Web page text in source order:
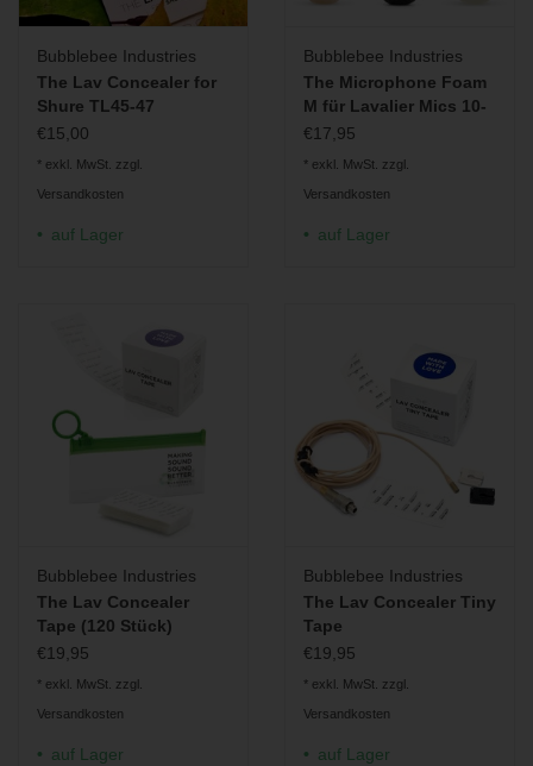
Bubblebee Industries
The Lav Concealer for
Shure TL45-47
€15,00
* exkl. MwSt. zzgl.
Versandkosten
auf Lager
Bubblebee Industries
The Microphone Foam
M für Lavalier Mics 10-
Pack
€17,95
* exkl. MwSt. zzgl.
Versandkosten
auf Lager
Bubblebee Industries
The Lav Concealer
Tape (120 Stück)
€19,95
* exkl. MwSt. zzgl.
Versandkosten
auf Lager
Bubblebee Industries
The Lav Concealer Tiny
Tape
€19,95
* exkl. MwSt. zzgl.
Versandkosten
auf Lager